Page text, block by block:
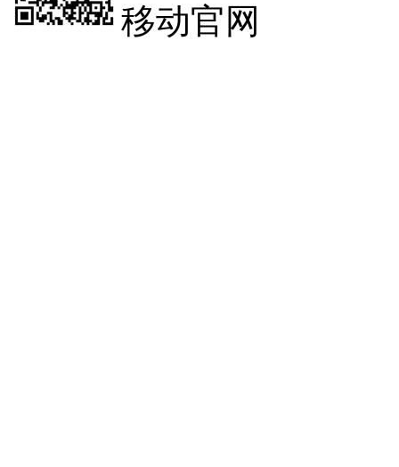
移动官网